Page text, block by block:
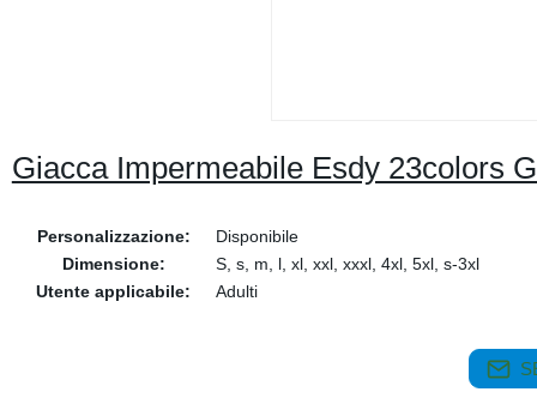
Giacca Impermeabile Esdy 23colors
Personalizzazione:
Disponibile
Dimensione:
S, s, m, l, xl, xxl, xxxl, 4xl, 5xl, s-3xl
Utente applicabile:
Adulti